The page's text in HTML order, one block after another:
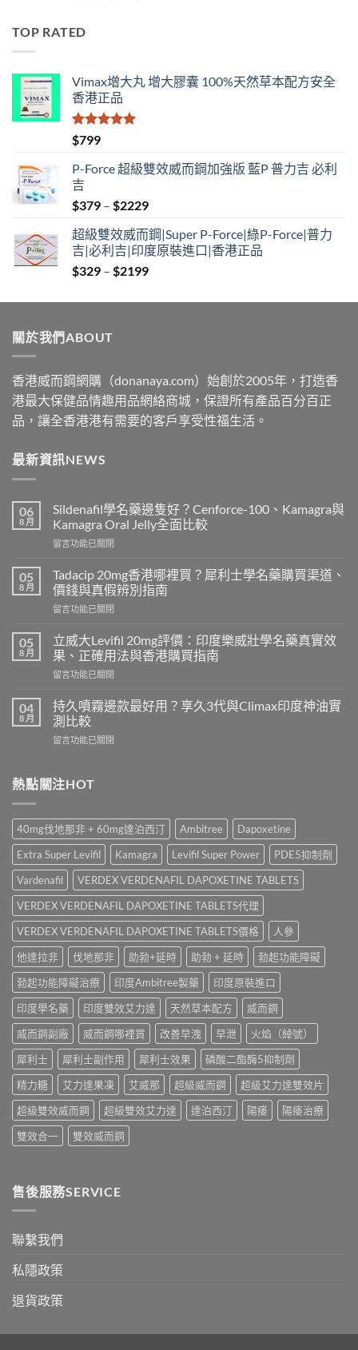
TOP RATED
Vimax增大丸 增大膠囊 100%天然草本配方安全
香港正品
評分
滿分 5
$799
P-Force 超級雙效威而鋼加強版 藍P 普力吉 必利
吉
$379 – $2229Price
$379
through
$2229
超級雙效威而鋼|Super P-Force|綠P-Force|普力
吉|必利吉|印度原裝進口|香港正品
$329 – $2199Price
$329
關於我們ABOUT
香港威而鋼網購（donanaya.com）始創於2005年，打造香
港最大保健品情趣用品網絡商城，保證所有產品百分百正
品，讓全香港港有需要的客戶享受性福生活。
最新資訊NEWS
06
8 月
Sildenafil學名藥邊隻好？Cenforce-100、Kamagra與
Kamagra Oral Jelly全面比較
在
學
名
藥
邊
好？
Cenforce-
100、
Kamagra
Kamagra
Oral
全
較〉
留言功能已關閉
05
8 月
Tadacip 20mg香港哪裡買？犀利士學名藥購買渠道、
價錢與真假辨別指南
在
20mg
香
港
哪
買？
犀
利
士
藥
渠
道、
價
錢
與
真
假
辨
別
指
南〉
中
留言功能已關閉
05
8 月
立威大Levifil 20mg評價：印度樂威壯學名藥真實效
果、正確用法與香港購買指南
在
威
大
Levifil
20mg
印
威
壯
名
藥
真
實
效
果、
正
確
用
法
與
香
港
購
買
指
南〉
中
留言功能已關閉
04
8 月
持久噴霧邊款最好用？享久3代與Climax印度神油實
測比較
在
噴
霧
款
最
好
用？
享
久
3
代
與
Climax
印
度
神
油
實
測
比
較〉
留言功能已關閉
熱點關注HOT
40mg伐地那非 + 60mg達泊西汀 Ambitree
Dapoxetine
Extra Super Levifil
Kamagra Levifil Super Power
PDE5抑制劑
Vardenafil
VERDEX VERDENAFIL DAPOXETINE TABLETS
VERDEX VERDENAFIL DAPOXETINE TABLETS代理
VERDEX VERDENAFIL DAPOXETINE TABLETS價格
人參
他達拉非
伐地那非 助勃+延時 助勃 + 延時
勃起功能障礙
勃起功能障礙治療
印度Ambitree製藥
印度原裝進口
印度學名藥
印度雙效艾力達 天然草本配方
威而鋼
威而鋼副廠
威而鋼哪裡買 改善早洩 早泄
火焰（綽號）
犀利士
犀利士副作用 犀利士效果
磷酸二酯酶5抑制劑
精力糖
艾力達果凍 艾威那 超級威而鋼
超級艾力達雙效片
超級雙效威而鋼
超級雙效艾力達 達泊西汀 陽痿
陽痿治療
雙效合一
雙效威而鋼
售後服務SERVICE
聯繫我們
私隱政策
退貨政策